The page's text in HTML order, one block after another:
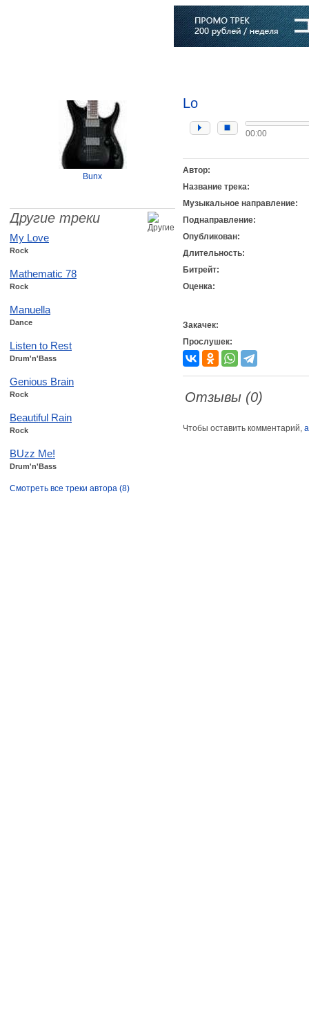
Bunx
Другие треки
My Love
Rock
Mathematic 78
Rock
Manuella
Dance
Listen to Rest
Drum'n'Bass
Genious Brain
Rock
Beautiful Rain
Rock
BUzz Me!
Drum'n'Bass
Смотреть все треки автора (8)
Lo
00:00
Автор:
Название трека:
Музыкальное направление:
Поднаправление:
Опубликован:
Длительность:
Битрейт:
Оценка:
Закачек:
Прослушек:
Отзывы (0)
Чтобы оставить комментарий,